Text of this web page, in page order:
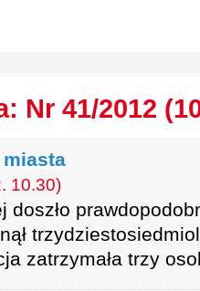
Nr 41/2012
10.30)
doszło
zatrzymała trzy